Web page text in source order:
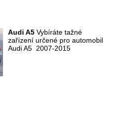
Audi A5 Vybíráte tažné
zařízení určené pro automobil
Audi A5 2007-2015